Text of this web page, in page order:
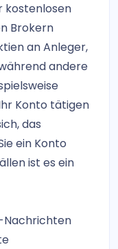
kostenlosen
Brokern
an Anleger,
andere
Konto tätigen
das
ein Konto
ist es ein
Nachrichten